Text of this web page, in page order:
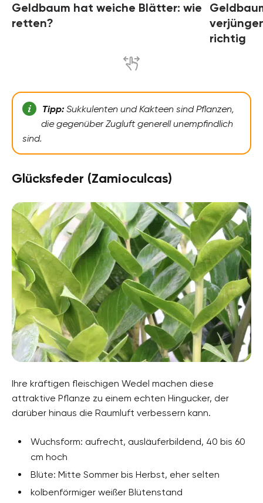
Geldbaum hat weiche Blätter: wie
retten?
richtig
Tipp:Sukkulenten und Kakteen sind Pflanzen,
die gegenüber Zugluft generell unempfindlich
sind.
Glücksfeder (Zamioculcas)
Ihre kräftigen fleischigen Wedel machen diese
attraktive Pflanze zu einem echten Hingucker, der
darüber hinaus die Raumluft verbessern kann.
Wuchsform: aufrecht, ausläuferbildend, 40 bis 60
cm hoch
Blüte: Mitte Sommer bis Herbst, eher selten
kolbenförmiger weißer Blütenstand